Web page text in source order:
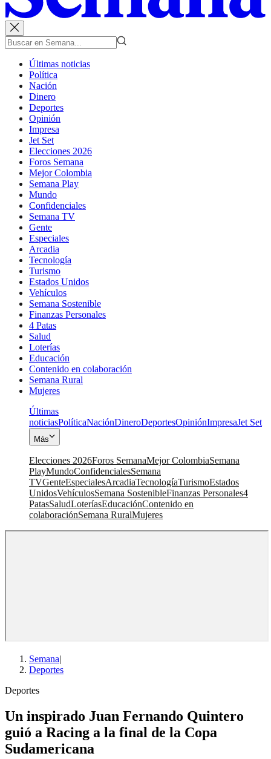
Últimas noticias
Política
Nación
Dinero
Deportes
Opinión
Impresa
Jet Set
Elecciones 2026
Foros Semana
Mejor Colombia
Semana Play
Mundo
Confidenciales
Semana TV
Gente
Especiales
Arcadia
Tecnología
Turismo
Estados Unidos
Vehículos
Semana Sostenible
Finanzas Personales
4 Patas
Salud
Loterías
Educación
Contenido en colaboración
Semana Rural
Mujeres
Últimas
noticiasPolíticaNaciónDineroDeportesOpiniónImpresaJet Set
Más
Elecciones 2026Foros SemanaMejor ColombiaSemana
PlayMundoConfidencialesSemana
TVGenteEspecialesArcadiaTecnologíaTurismoEstados
UnidosVehículosSemana SostenibleFinanzas Personales4
PatasSaludLoteríasEducaciónContenido en
colaboraciónSemana RuralMujeres
Semana|
Deportes
Deportes
Un inspirado Juan Fernando Quintero
guió a Racing a la final de la Copa
Sudamericana